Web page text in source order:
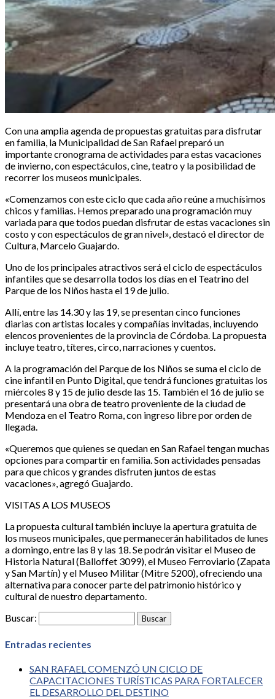
Con una amplia agenda de propuestas gratuitas para disfrutar
en familia, la Municipalidad de San Rafael preparó un
importante cronograma de actividades para estas vacaciones
de invierno, con espectáculos, cine, teatro y la posibilidad de
recorrer los museos municipales.
«Comenzamos con este ciclo que cada año reúne a muchísimos
chicos y familias. Hemos preparado una programación muy
variada para que todos puedan disfrutar de estas vacaciones sin
costo y con espectáculos de gran nivel», destacó el director de
Cultura, Marcelo Guajardo.
Uno de los principales atractivos será el ciclo de espectáculos
infantiles que se desarrolla todos los días en el Teatrino del
Parque de los Niños hasta el 19 de julio.
Allí, entre las 14.30 y las 19, se presentan cinco funciones
diarias con artistas locales y compañías invitadas, incluyendo
elencos provenientes de la provincia de Córdoba. La propuesta
incluye teatro, títeres, circo, narraciones y cuentos.
A la programación del Parque de los Niños se suma el ciclo de
cine infantil en Punto Digital, que tendrá funciones gratuitas los
miércoles 8 y 15 de julio desde las 15. También el 16 de julio se
presentará una obra de teatro proveniente de la ciudad de
Mendoza en el Teatro Roma, con ingreso libre por orden de
llegada.
«Queremos que quienes se quedan en San Rafael tengan muchas
opciones para compartir en familia. Son actividades pensadas
para que chicos y grandes disfruten juntos de estas
vacaciones», agregó Guajardo.
VISITAS A LOS MUSEOS
La propuesta cultural también incluye la apertura gratuita de
los museos municipales, que permanecerán habilitados de lunes
a domingo, entre las 8 y las 18. Se podrán visitar el Museo de
Historia Natural (Balloffet 3099), el Museo Ferroviario (Zapata
y San Martín) y el Museo Militar (Mitre 5200), ofreciendo una
alternativa para conocer parte del patrimonio histórico y
cultural de nuestro departamento.
Buscar:
Entradas recientes
SAN RAFAEL COMENZÓ UN CICLO DE
CAPACITACIONES TURÍSTICAS PARA FORTALECER
EL DESARROLLO DEL DESTINO